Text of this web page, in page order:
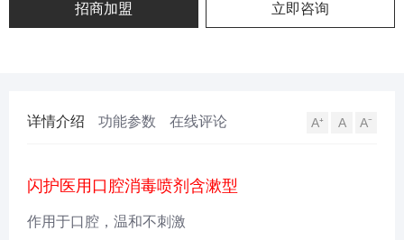
招商加盟 立即咨询
详情介绍 功能参数 在线评论 A⁺ A A⁻
闪护医用口腔消毒喷剂含漱型
作用于口腔，温和不刺激